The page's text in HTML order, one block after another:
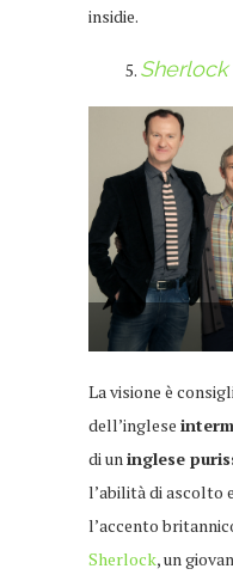
insidie.
Sherlock
La visione è
dell’inglese
di uninglese
l’abilità di ascolto
l’accento
Sherlock, un